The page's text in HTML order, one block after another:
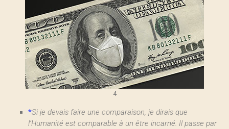
4
*Si je devais faire une comparaison, je dirais que
l’Humanité est comparable à un être incarné. Il passe par